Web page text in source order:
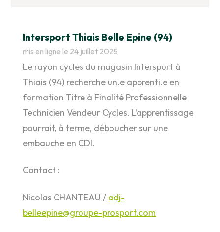
Intersport Thiais Belle Epine (94)
mis en ligne le 24 juillet 2025
Le rayon cycles du magasin Intersport à
Thiais (94) recherche un.e apprenti.e en
formation Titre à Finalité Professionnelle
Technicien Vendeur Cycles. L’apprentissage
pourrait, à terme, déboucher sur une
embauche en CDI.
Contact :
Nicolas CHANTEAU / adj-
belleepine@groupe-prosport.com